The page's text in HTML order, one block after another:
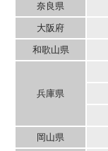
奈良県
大阪府
和歌山県
兵庫県
岡山県